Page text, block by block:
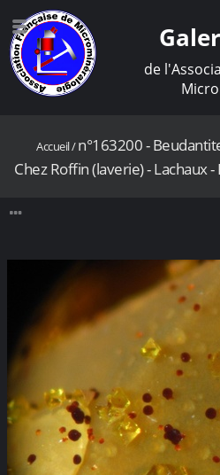
de
Accueil/n°163200 -
Chez Roffin (laverie) - Lachaux